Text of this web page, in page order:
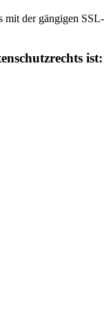
mit der gängigen SSL-
ist: